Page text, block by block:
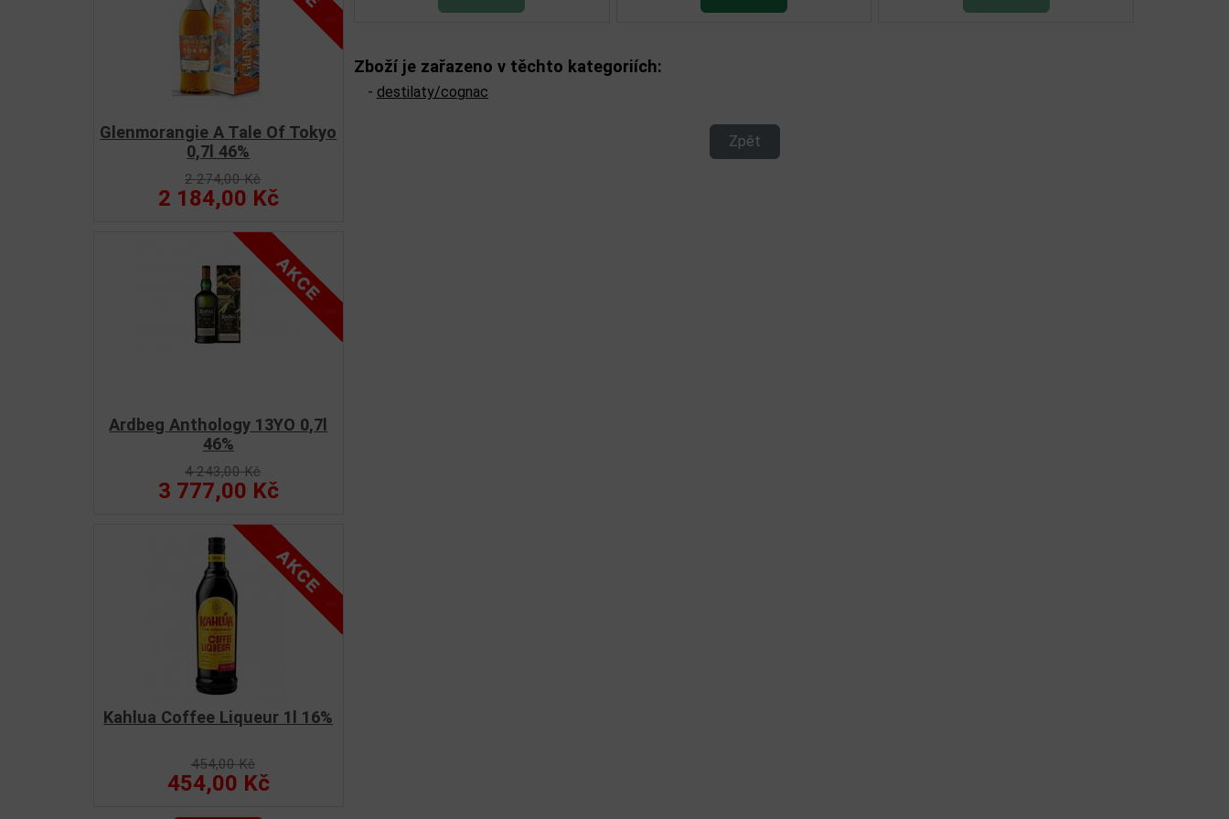
Glenmorangie A Tale Of Tokyo
0,7l 46%
2 274,00 Kč
2 184,00 Kč
Ardbeg Anthology 13YO 0,7l
46%
4 243,00 Kč
3 777,00 Kč
Kahlua Coffee Liqueur 1l 16%
454,00 Kč
454,00 Kč
Zboží je zařazeno v těchto kategoriích:
- destilaty/cognac
Zpět